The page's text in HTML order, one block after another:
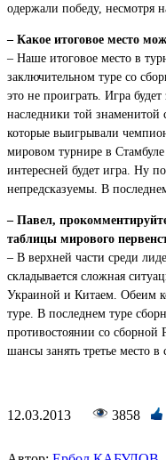
одержали победу, несмотря
– Какое итоговое место
– Наше итоговое место в
заключительном туре со
это не проиграть. Игра
наследники той знаменитой
которые выигрывали
мировом турнире в
интересней будет игра. Ну
непредсказуемы. В
– Павел,
таблицы мирового
– В верхней части среди
складывается сложная
Украиной и Китаем. Обеим
туре. В последнем туре
противостоянии со сборной
шансы занять третье место в
12.03.2013 3858